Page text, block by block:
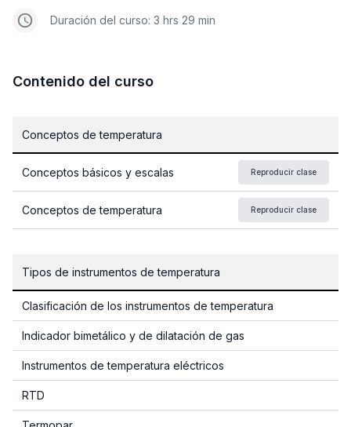
Duración del curso: 3 hrs 29 min
Contenido del curso
Conceptos de temperatura
Conceptos básicos y escalas Reproducir clase
Conceptos de temperatura Reproducir clase
Tipos de instrumentos de temperatura
Clasificación de los instrumentos de temperatura
Indicador bimetálico y de dilatación de gas
Instrumentos de temperatura eléctricos
RTD